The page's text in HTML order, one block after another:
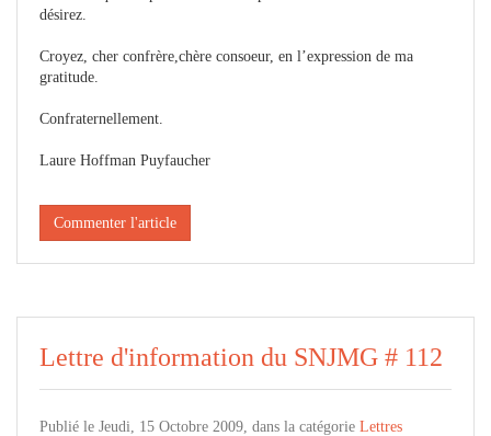
désirez.
Croyez, cher confrère,chère consoeur, en l’expression de ma
gratitude.
Confraternellement.
Laure Hoffman Puyfaucher
Commenter l'article
Lettre d'information du SNJMG # 112
Publié le Jeudi, 15 Octobre 2009, dans la catégorie Lettres